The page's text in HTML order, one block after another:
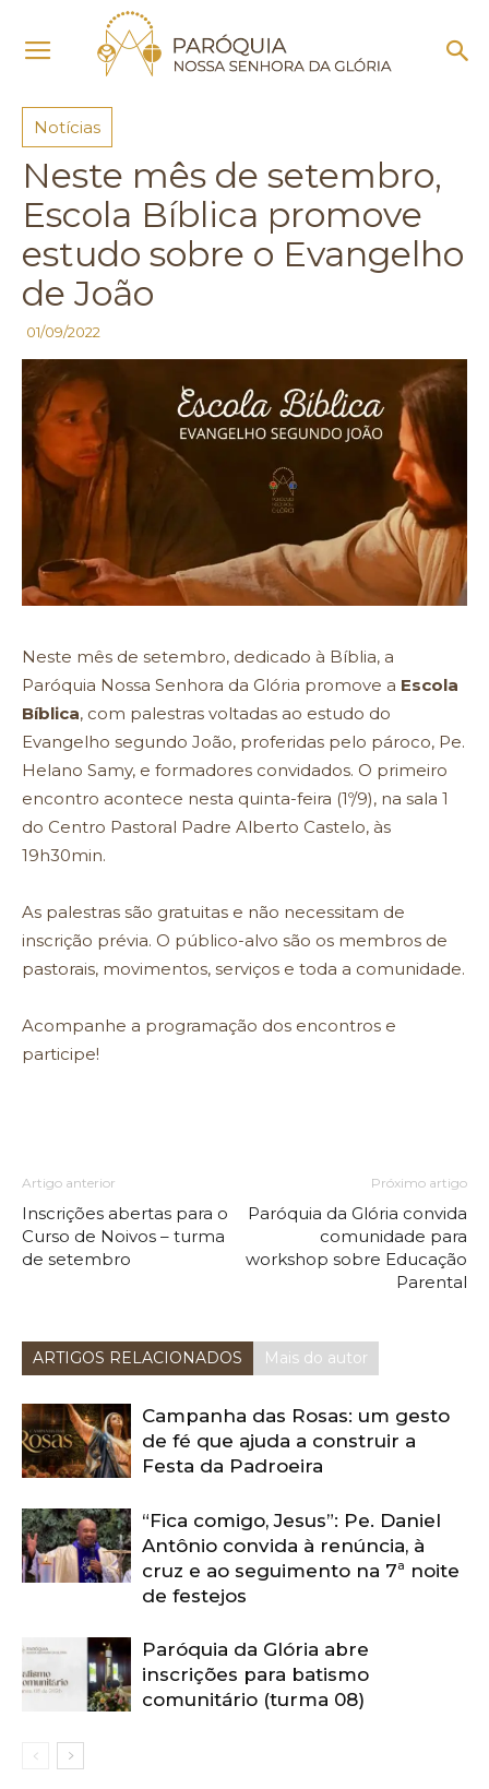
Notícias
Notícias
Neste mês de setembro,
Escola Bíblica promove
estudo sobre o Evangelho
de João
01/09/2022
Neste mês de setembro, dedicado à Bíblia, a
Paróquia Nossa Senhora da Glória promove a Escola
Bíblica, com palestras voltadas ao estudo do
Evangelho segundo João, proferidas pelo pároco, Pe.
Helano Samy, e formadores convidados. O primeiro
encontro acontece nesta quinta-feira (1º/9), na sala 1
do Centro Pastoral Padre Alberto Castelo, às
19h30min.
As palestras são gratuitas e não necessitam de
inscrição prévia. O público-alvo são os membros de
pastorais, movimentos, serviços e toda a comunidade.
Acompanhe a programação dos encontros e
participe!
Artigo anterior
Inscrições abertas para o
Curso de Noivos – turma
de setembro
Próximo artigo
Paróquia da Glória convida
comunidade para
workshop sobre Educação
Parental
ARTIGOS RELACIONADOS Mais do autor
Campanha das Rosas: um gesto
de fé que ajuda a construir a
Festa da Padroeira
“Fica comigo, Jesus”: Pe. Daniel
Antônio convida à renúncia, à
cruz e ao seguimento na 7ª noite
de festejos
Paróquia da Glória abre
inscrições para batismo
comunitário (turma 08)